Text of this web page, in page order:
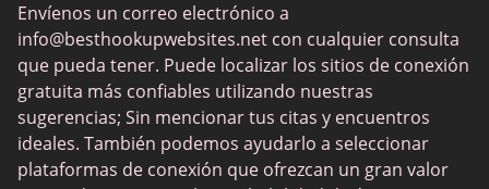
MyLOL
Swingtowns
Instabang
Envíenos un correo electrónico a
info@besthookupwebsites.net con cualquier consulta
que pueda tener. Puede localizar los sitios de conexión
gratuita más confiables utilizando nuestras
sugerencias; Sin mencionar tus citas y encuentros
ideales. También podemos ayudarlo a seleccionar
plataformas de conexión que ofrezcan un gran valor